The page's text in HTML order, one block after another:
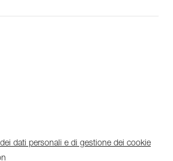
dati personali e di gestione dei cookie